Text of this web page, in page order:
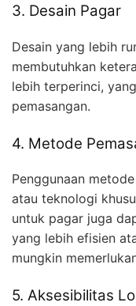
3. Desain Pagar
Desain yang lebih
membutuhkan
lebih terperinci,
pemasangan.
4. Metode
Penggunaan
atau teknologi
untuk pagar juga
yang lebih efisien
mungkin
5. Aksesibilitas